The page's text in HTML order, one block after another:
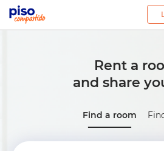
Rent a
and share
Find a room